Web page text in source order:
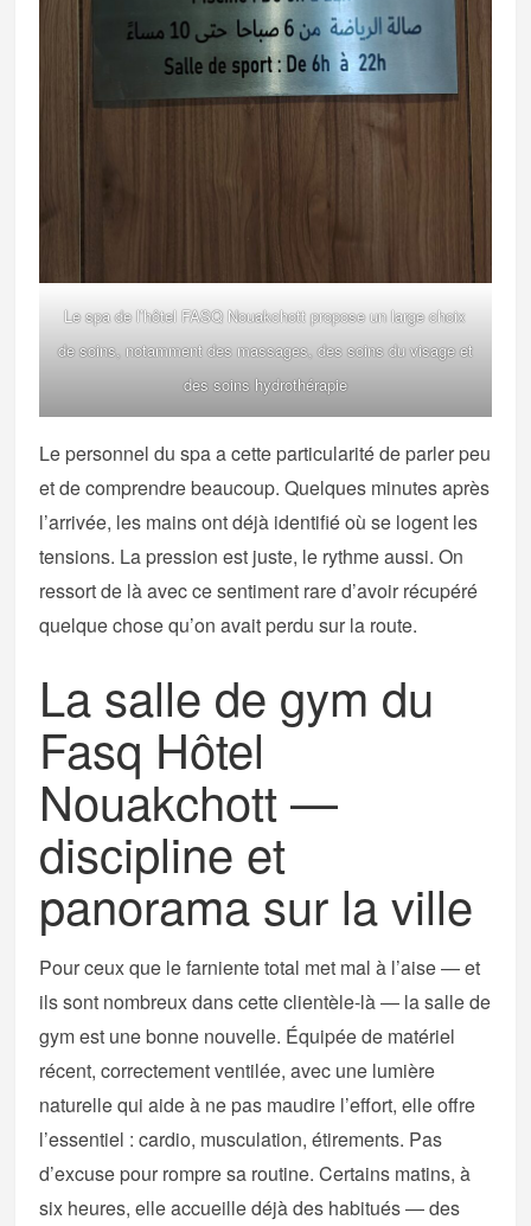
Le spa de l’hôtel FASQ Nouakchott propose un large choix
de soins, notamment des massages, des soins du visage et
des soins hydrothérapie
Le personnel du spa a cette particularité de parler peu
et de comprendre beaucoup. Quelques minutes après
l’arrivée, les mains ont déjà identifié où se logent les
tensions. La pression est juste, le rythme aussi. On
ressort de là avec ce sentiment rare d’avoir récupéré
quelque chose qu’on avait perdu sur la route.
La salle de gym du
Fasq Hôtel
Nouakchott —
discipline et
panorama sur la ville
Pour ceux que le farniente total met mal à l’aise — et
ils sont nombreux dans cette clientèle-là — la salle de
gym est une bonne nouvelle. Équipée de matériel
récent, correctement ventilée, avec une lumière
naturelle qui aide à ne pas maudire l’effort, elle offre
l’essentiel : cardio, musculation, étirements. Pas
d’excuse pour rompre sa routine. Certains matins, à
six heures, elle accueille déjà des habitués — des